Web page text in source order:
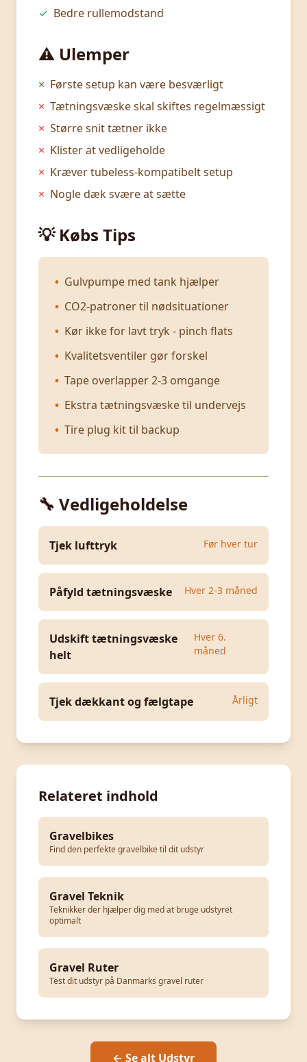
✓ Bedre rullemodstand
⚠️ Ulemper
× Første setup kan være besværligt
× Tætningsvæske skal skiftes regelmæssigt
× Større snit tætner ikke
× Klister at vedligeholde
× Kræver tubeless-kompatibelt setup
× Nogle dæk svære at sætte
💡 Købs Tips
• Gulvpumpe med tank hjælper
• CO2-patroner til nødsituationer
• Kør ikke for lavt tryk - pinch flats
• Kvalitetsventiler gør forskel
• Tape overlapper 2-3 omgange
• Ekstra tætningsvæske til undervejs
• Tire plug kit til backup
🔧 Vedligeholdelse
Tjek lufttryk Før hver tur
Påfyld tætningsvæske Hver 2-3 måned
Udskift tætningsvæske
helt
Hver 6.
måned
Tjek dækkant og fælgtape Årligt
Relateret indhold
Gravelbikes
Find den perfekte gravelbike til dit udstyr
Gravel Teknik
Teknikker der hjælper dig med at bruge udstyret
optimalt
Gravel Ruter
Test dit udstyr på Danmarks gravel ruter
← Se alt Udstyr